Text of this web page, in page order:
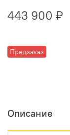
Предзаказ
443 900 ₽
Описание